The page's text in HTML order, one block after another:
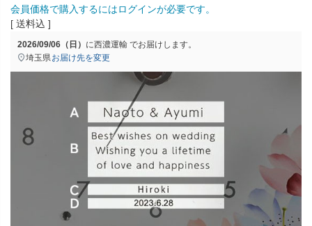
会員価格で購入するにはログインが必要です。
送料込
2026/09/06（日） に西濃運輸 でお届けします。
埼玉県お届け先を変更